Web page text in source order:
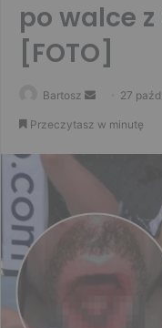
po walce
[FOTO]
Bartosz
Send 27
Przeczytasz w minutę